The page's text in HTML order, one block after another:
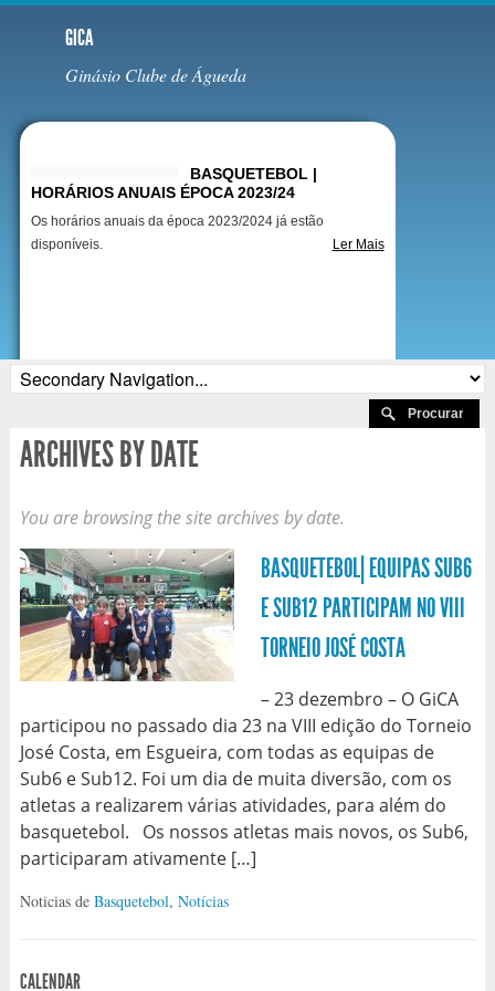
GICA
Ginásio Clube de Águeda
BASQUETEBOL |
HORÁRIOS ANUAIS ÉPOCA 2023/24
Os horários anuais da época 2023/2024 já estão
disponíveis.
Ler Mais
ARCHIVES BY DATE
You are browsing the site archives by date.
BASQUETEBOL| EQUIPAS SUB6
E SUB12 PARTICIPAM NO VIII
TORNEIO JOSÉ COSTA
– 23 dezembro – O GiCA
participou no passado dia 23 na VIII edição do Torneio
José Costa, em Esgueira, com todas as equipas de
Sub6 e Sub12. Foi um dia de muita diversão, com os
atletas a realizarem várias atividades, para além do
basquetebol. Os nossos atletas mais novos, os Sub6,
participaram ativamente […]
Noticias de Basquetebol, Notícias
CALENDAR